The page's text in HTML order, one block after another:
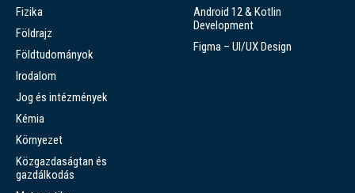
Fizika
Földrajz
Földtudományok
Irodalom
Jog és intézmények
Kémia
Környezet
Közgazdaságtan és
gazdálkodás
Android 12 & Kotlin
Development
Figma – UI/UX Design